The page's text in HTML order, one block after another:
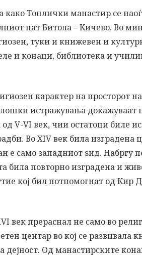
Топлички манастир се
пат Битола – Кичево. Во
туки и книжевен и
и конаци, библиотека и
карактер на просторот
истражувања докажуваат
V-VI век, чии остатоци биле
Во XIV век била изградена
е само западниот ѕид. Набргу
била повторно изградена и
кој бил потпомогнат од Кир
век прераснал не само во
центар во кој се развивала
Од манастирските